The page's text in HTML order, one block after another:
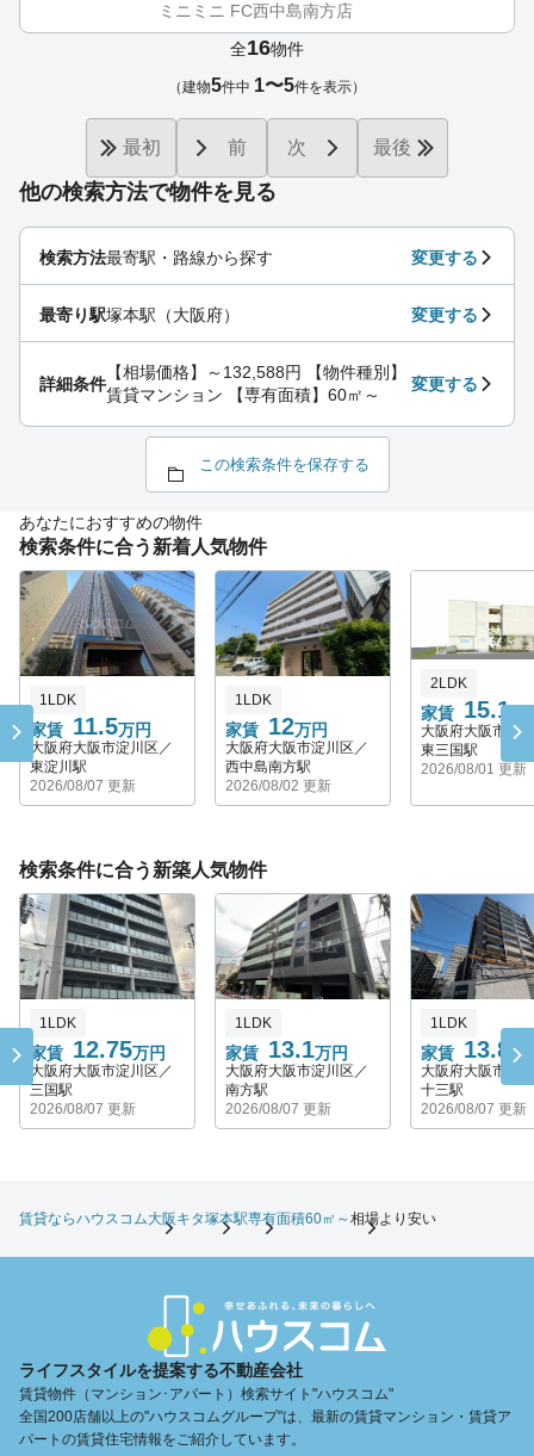
ミニミニ FC西中島南方店
他の検索方法で物件を見る
検索方法最寄駅・路線から探す 変更する
最寄り駅塚本駅（大阪府） 変更する
詳細条件
【相場価格】～132,588円 【物件種別】
賃貸マンション 【専有面積】60㎡～
変更する
この検索条件を保存する
全16物件
（建物5件中 1〜5件を表示）
最初 前 次 最後
あなたにおすすめの物件
検索条件に合う新着人気物件
1LDK
家賃 11.5万円
大阪府大阪市淀川区／
東淀川駅
2026/08/07 更新
1LDK
家賃 12万円
大阪府大阪市淀川区／
西中島南方駅
2026/08/02 更新
2LDK
家賃 15.1
大阪府大阪市淀
東三国駅
2026/08/01 更新
検索条件に合う新築人気物件
1LDK
家賃 12.75万円
大阪府大阪市淀川区／
三国駅
2026/08/07 更新
1LDK
家賃 13.1万円
大阪府大阪市淀川区／
南方駅
2026/08/07 更新
1LDK
家賃 13.8 万
大阪府大阪市淀
十三駅
2026/08/07 更新
賃貸ならハウスコム大阪キタ塚本駅専有面積60㎡～相場より安い
ライフスタイルを提案する不動産会社
賃貸物件（マンション･アパート）検索サイト"ハウスコム"
全国200店舗以上の"ハウスコムグループ"は、最新の賃貸マンション・賃貸ア
パートの賃貸住宅情報をご紹介しています。